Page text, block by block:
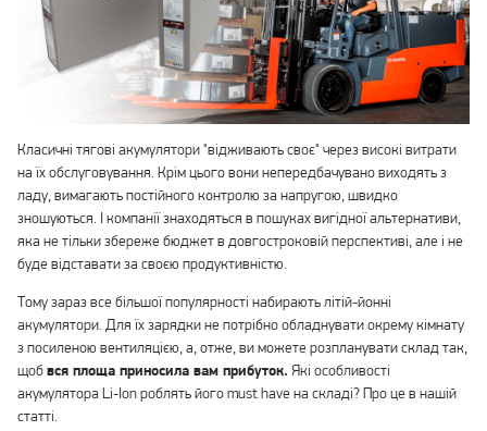
Класичні тягові акумулятори "відживають своє" через високі витрати
на їх обслуговування. Крім цього вони непередбачувано виходять з
ладу, вимагають постійного контролю за напругою, швидко
зношуються. І компанії знаходяться в пошуках вигідної альтернативи,
яка не тільки збереже бюджет в довгостроковій перспективі, але і не
буде відставати за своєю продуктивністю.
Тому зараз все більшої популярності набирають літій-йонні
акумулятори. Для їх зарядки не потрібно обладнувати окрему кімнату
з посиленою вентиляцією, а, отже, ви можете розпланувати склад так,
щоб вся площа приносила вам прибуток. Які особливості
акумулятора Li-Ion роблять його must have на складі? Про це в нашій
статті.